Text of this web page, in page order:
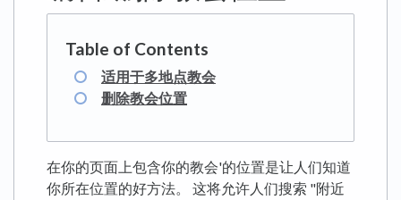
适用于多地点教会
删除教会位置
在你的页面上包含你的教会'的位置是让人们知道
你所在位置的好方法。 这将允许人们搜索 "附近